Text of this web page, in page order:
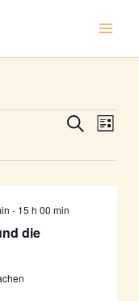
und
SucheListe
die
- 15 h 00 min